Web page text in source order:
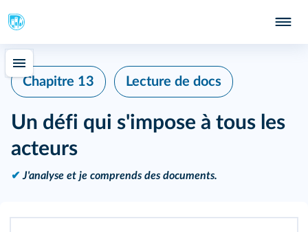
Chapitre 13 Lecture de docs
Un défi qui s'impose à tous les
acteurs
✔ J'analyse et je comprends des documents.